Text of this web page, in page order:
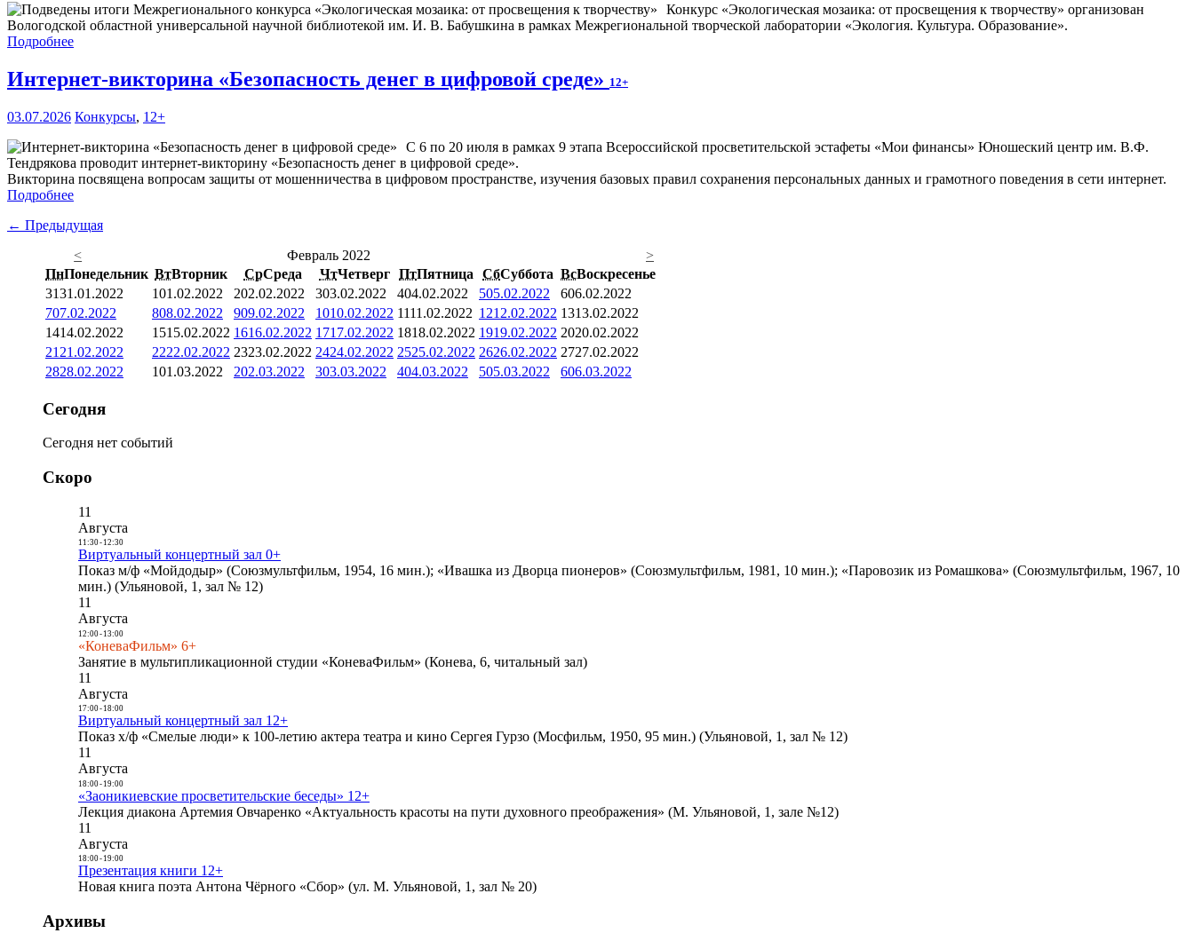
Конкурс «Экологическая мозаика: от просвещения к творчеству» организован
Вологодской областной универсальной научной библиотекой им. И. В. Бабушкина в рамках Межрегиональной творческой лаборатории «Экология. Культура. Образование».
Подробнее
Интернет-викторина «Безопасность денег в цифровой среде» 12+
03.07.2026 Конкурсы, 12+
С 6 по 20 июля в рамках 9 этапа Всероссийской просветительской эстафеты «Мои финансы» Юношеский центр им. В.Ф.
Тендрякова проводит интернет-викторину «Безопасность денег в цифровой среде».
Викторина посвящена вопросам защиты от мошенничества в цифровом пространстве, изучения базовых правил сохранения персональных данных и грамотного поведения в сети интернет.
Подробнее
← Предыдущая
<
Февраль 2022
>
ПнПонедельник ВтВторник СрСреда ЧтЧетверг ПтПятница СбСуббота ВсВоскресенье
3131.01.2022 101.02.2022 202.02.2022 303.02.2022 404.02.2022 505.02.2022 606.02.2022
707.02.2022 808.02.2022 909.02.2022 1010.02.2022 1111.02.2022 1212.02.2022 1313.02.2022
1414.02.2022 1515.02.2022 1616.02.2022 1717.02.2022 1818.02.2022 1919.02.2022 2020.02.2022
21 21.02.2022 2222.02.2022 2323.02.2022 2424.02.2022 2525.02.2022 2626.02.2022 2727.02.2022
2828.02.2022 101.03.2022 202.03.2022 303.03.2022 404.03.2022 505.03.2022 606.03.2022
Сегодня
Сегодня нет событий
Скоро
11
Августа
11:30- 12:30
Виртуальный концертный зал 0+
Показ м/ф «Мойдодыр» (Союзмультфильм, 1954, 16 мин.); «Ивашка из Дворца пионеров» (Союзмультфильм, 1981, 10 мин.); «Паровозик из Ромашкова» (Союзмультфильм, 1967, 10
мин.) (Ульяновой, 1, зал № 12)
11
Августа
12:00- 13:00
«КоневаФильм» 6+
Занятие в мультипликационной студии «КоневаФильм» (Конева, 6, читальный зал)
11
Августа
17:00- 18:00
Виртуальный концертный зал 12+
Показ х/ф «Смелые люди» к 100-летию актера театра и кино Сергея Гурзо (Мосфильм, 1950, 95 мин.) (Ульяновой, 1, зал № 12)
11
Августа
18:00- 19:00
«Заоникиевские просветительские беседы» 12+
Лекция диакона Артемия Овчаренко «Актуальность красоты на пути духовного преображения» (М. Ульяновой, 1, зале №12)
11
Августа
18:00- 19:00
Презентация книги 12+
Новая книга поэта Антона Чёрного «Сбор» (ул. М. Ульяновой, 1, зал № 20)
Архивы